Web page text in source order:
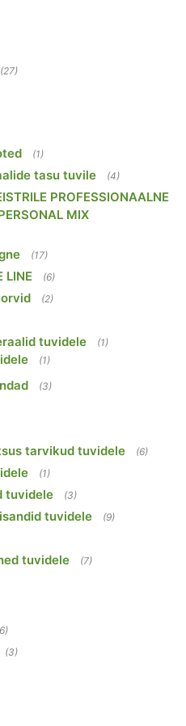
(27)
(1)
tasu tuvile (4)
PROFESSIONAALNE
MIX
(17)
LINE (6)
(2)
tuvidele (1)
(1)
(3)
tarvikud tuvidele (6)
(1)
tuvidele (3)
tuvidele (9)
tuvidele (7)
(3)